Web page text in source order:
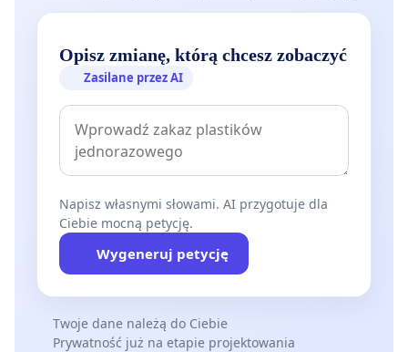
Opisz zmianę, którą chcesz zobaczyć
Zasilane przez AI
Napisz własnymi słowami. AI przygotuje dla
Ciebie mocną petycję.
Wygeneruj petycję
Twoje dane należą do Ciebie
Prywatność już na etapie projektowania